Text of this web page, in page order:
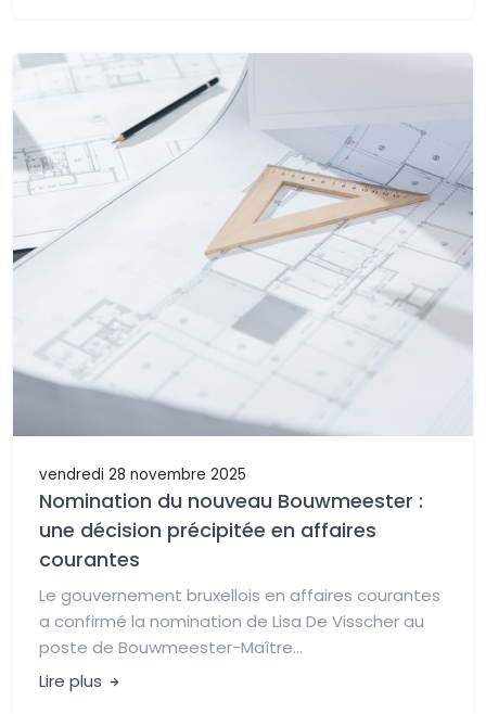
vendredi 28 novembre 2025
Nomination du nouveau Bouwmeester :
une décision précipitée en affaires
courantes
Le gouvernement bruxellois en affaires courantes
a confirmé la nomination de Lisa De Visscher au
poste de Bouwmeester-Maître...
Lire plus